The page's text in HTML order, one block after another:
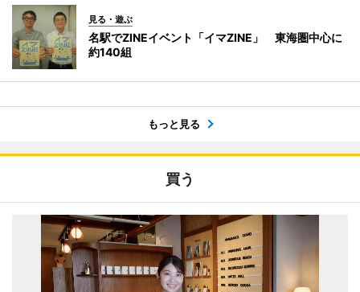
見る・遊ぶ
名駅でZINEイベント「イマZINE」 東海圏中心に
約140組
もっと見る
買う